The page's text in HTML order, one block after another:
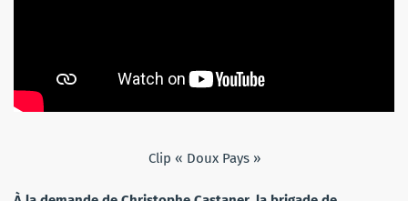
Clip « Doux Pays »